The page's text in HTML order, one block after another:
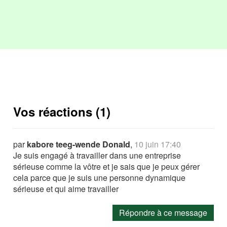
Vos réactions (1)
parkabore teeg-wende Donald, 10 juin 17:40
Je suis engagé à travailler dans une entreprise
sérieuse comme la vôtre et je sais que je peux gérer
cela parce que je suis une personne dynamique
sérieuse et qui aime travailler
Répondre à ce message